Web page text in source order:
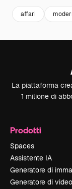
affari
La piattaforma
1 milione di
Prodotti
Spaces
Assistente IA
Generatore di
Generatore di